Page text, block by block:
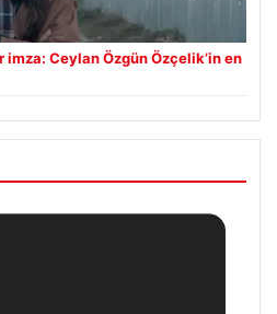
imza: Ceylan Özgün Özçelik’in en